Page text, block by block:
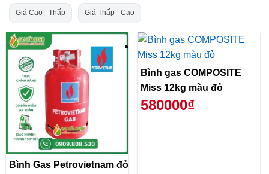
Giá Cao - Thấp Giá Thấp - Cao
Bình Gas Petrovietnam đỏ
Bình gas COMPOSITE
Miss 12kg màu đỏ
580000₫